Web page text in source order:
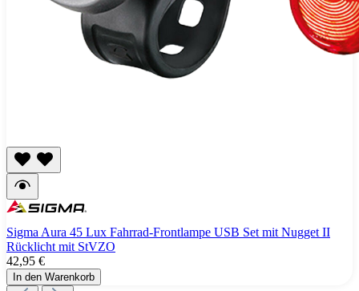
Sigma Aura 45 Lux Fahrrad-Frontlampe USB Set mit Nugget II
Rücklicht mit StVZO
42,95 €
In den Warenkorb